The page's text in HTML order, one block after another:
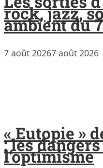
rock, jazz,
ambient du
7 août 20267 août 2026
« Eutopie »
: les
l’optimisme